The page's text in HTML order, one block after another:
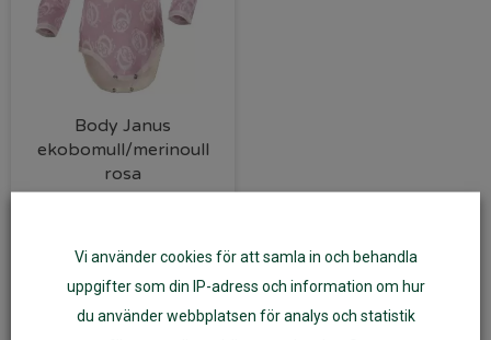
Body Janus
ekobomull/merinoull
rosa
Välj alternativ
Vi använder cookies för att samla in och behandla
uppgifter som din IP-adress och information om hur
du använder webbplatsen för analys och statistik